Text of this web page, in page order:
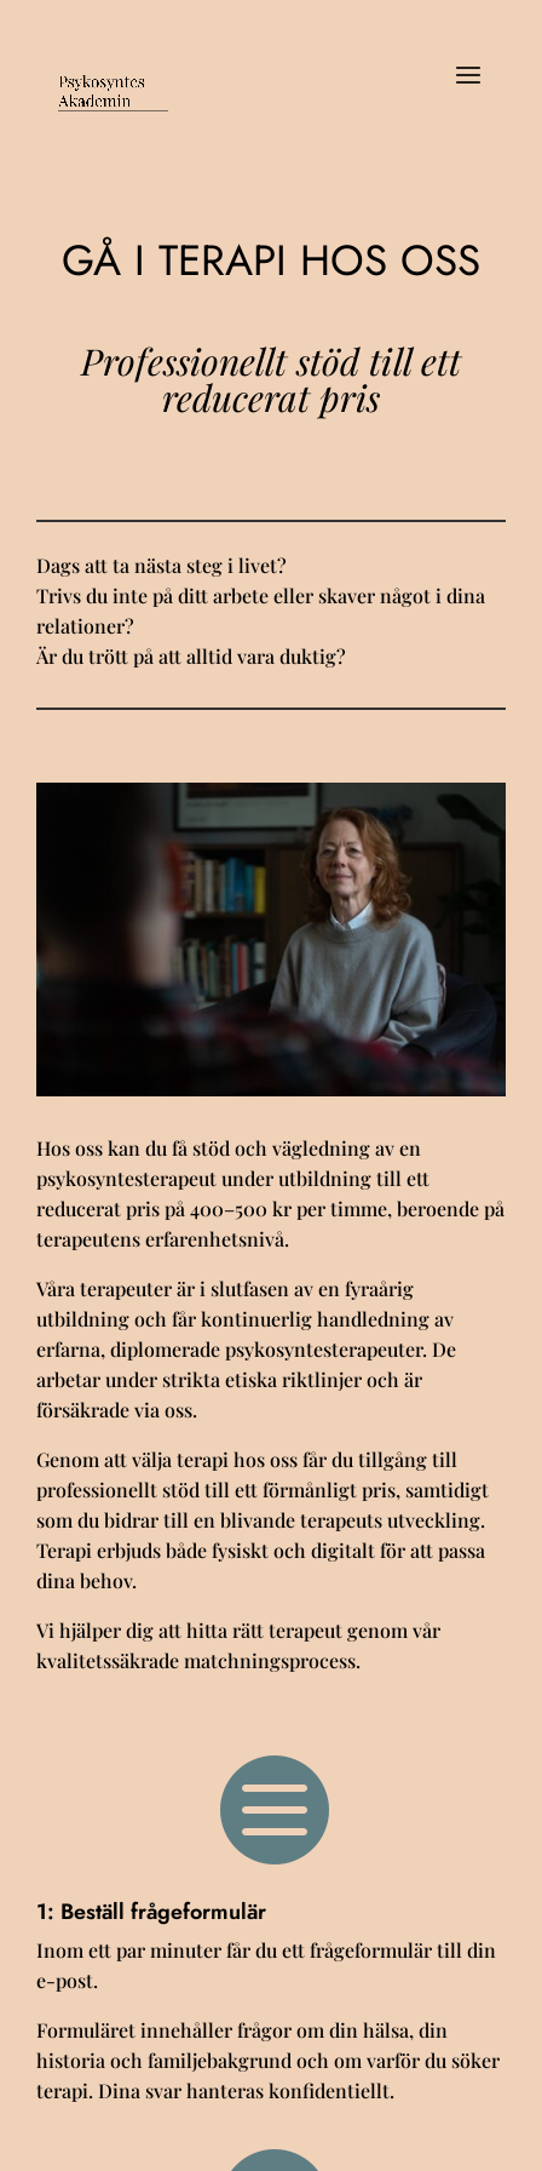
GÅ I TERAPI HOS OSS
Professionellt stöd till ett
reducerat pris
Dags att ta nästa steg i livet?
Trivs du inte på ditt arbete eller skaver något i dina
relationer?
Är du trött på att alltid vara duktig?
Hos oss kan du få stöd och vägledning av en
psykosyntesterapeut under utbildning till ett
reducerat pris på 400–500 kr per timme, beroende på
terapeutens erfarenhetsnivå.
Våra terapeuter är i slutfasen av en fyraårig
utbildning och får kontinuerlig handledning av
erfarna, diplomerade psykosyntesterapeuter. De
arbetar under strikta etiska riktlinjer och är
försäkrade via oss.
Genom att välja terapi hos oss får du tillgång till
professionellt stöd till ett förmånligt pris, samtidigt
som du bidrar till en blivande terapeuts utveckling.
Terapi erbjuds både fysiskt och digitalt för att passa
dina behov.
Vi hjälper dig att hitta rätt terapeut genom vår
kvalitetssäkrade matchningsprocess.

1: Beställ frågeformulär
Inom ett par minuter får du ett frågeformulär till din
e-post.
Formuläret innehåller frågor om din hälsa, din
historia och familjebakgrund och om varför du söker
terapi. Dina svar hanteras konfidentiellt.